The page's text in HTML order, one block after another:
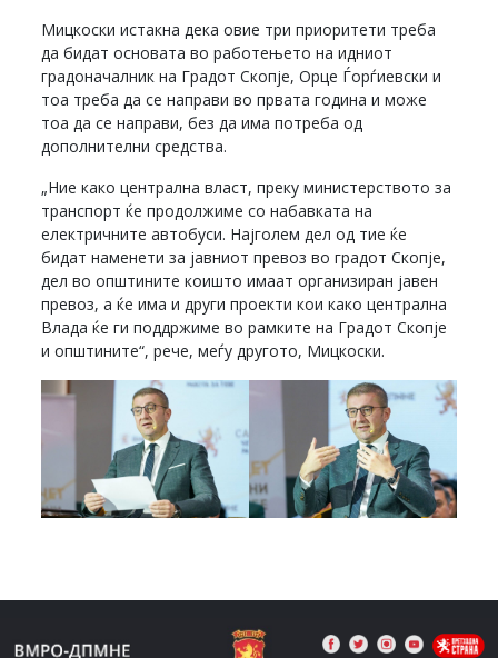
Мицкоски истакна дека овие три приоритети треба
да бидат основата во работењето на идниот
градоначалник на Градот Скопје, Орце Ѓорѓиевски и
тоа треба да се направи во првата година и може
тоа да се направи, без да има потреба од
дополнителни средства.
„Ние како централна власт, преку министерството за
транспорт ќе продолжиме со набавката на
електричните автобуси. Најголем дел од тие ќе
бидат наменети за јавниот превоз во градот Скопје,
дел во општините коишто имаат организиран јавен
превоз, а ќе има и други проекти кои како централна
Влада ќе ги поддржиме во рамките на Градот Скопје
и општините“, рече, меѓу другото, Мицкоски.